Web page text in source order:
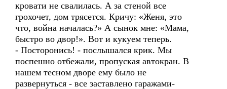
кровати не свалилась. А за стеной все
грохочет, дом трясется. Кричу: «Женя, это
что, война началась?» А сынок мне: «Мама,
быстро во двор!». Вот и кукуем теперь.
- Посторонись! - послышался крик. Мы
поспешно отбежали, пропуская автокран. В
нашем тесном дворе ему было не
развернуться - все заставлено гаражами-